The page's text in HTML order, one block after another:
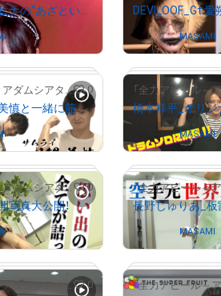
# 1792/2000
高嶺ヒナ_高嶺ヒナの“あざとい系メイク”写真
Owned byMASAMI
# 1057/2000
「全力アピール～アダムシアター～」NFTストア 0
川隅美慎_川隅美慎と一緒に筋トレ！ 橋本祥平_オリ
Owned byMASAMI
# 1298/2000
「全力アピール～アダムシアター～」NFTストア 0
写真大公開！
Owned by MASAMI
「全力アピール～アダムシアター～」NFTストア 0